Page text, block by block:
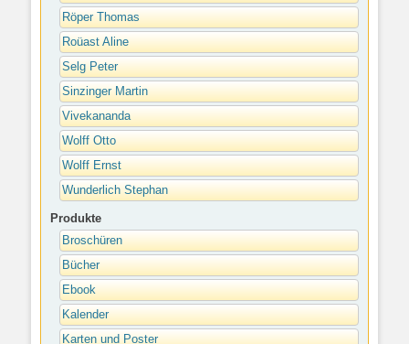
Röper Thomas
Roüast Aline
Selg Peter
Sinzinger Martin
Vivekananda
Wolff Otto
Wolff Ernst
Wunderlich Stephan
Produkte
Broschüren
Bücher
Ebook
Kalender
Karten und Poster